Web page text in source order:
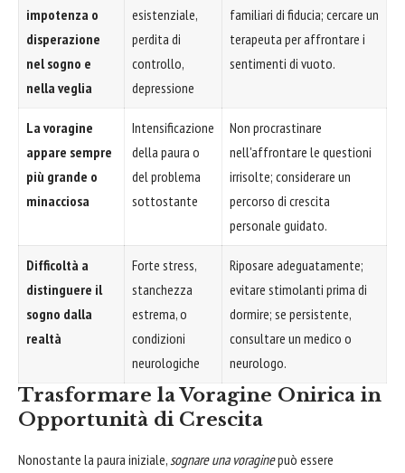
impotenza o
disperazione
nel sogno e
nella veglia
esistenziale,
perdita di
controllo,
depressione
familiari di fiducia; cercare un
terapeuta per affrontare i
sentimenti di vuoto.
La voragine
appare sempre
più grande o
minacciosa
Intensificazione
della paura o
del problema
sottostante
Non procrastinare
nell'affrontare le questioni
irrisolte; considerare un
percorso di crescita
personale guidato.
Difficoltà a
distinguere il
sogno dalla
realtà
Forte stress,
stanchezza
estrema, o
condizioni
neurologiche
Riposare adeguatamente;
evitare stimolanti prima di
dormire; se persistente,
consultare un medico o
neurologo.
Trasformare la Voragine Onirica in
Opportunità di Crescita
Nonostante la paura iniziale, sognare una voraginepuò essere